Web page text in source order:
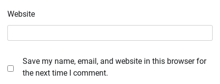
Website
Save my name, email, and website in this browser for
the next time I comment.